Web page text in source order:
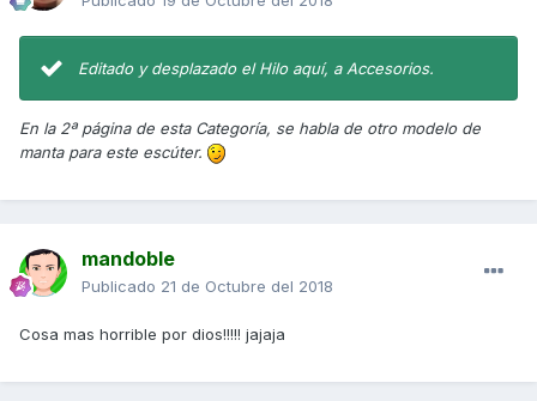
Editado y desplazado el Hilo aquí, a Accesorios.
En la 2ª página de esta Categoría, se habla de otro modelo de
manta para este escúter.
mandoble
Publicado 21 de Octubre del 2018
Cosa mas horrible por dios!!!!! jajaja